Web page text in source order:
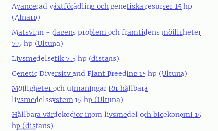
Avancerad växtförädling och genetiska resurser 15 hp
(Alnarp)
Matsvinn - dagens problem och framtidens möjligheter
7,5 hp (Ultuna)
Livsmedelsetik 7,5 hp (distans)
Genetic Diversity and Plant Breeding 15 hp (Ultuna)
Möjligheter och utmaningar för hållbara
livsmedelssystem 15 hp (Ultuna)
Hållbara värdekedjor inom livsmedel och bioekonomi 15
hp (distans)